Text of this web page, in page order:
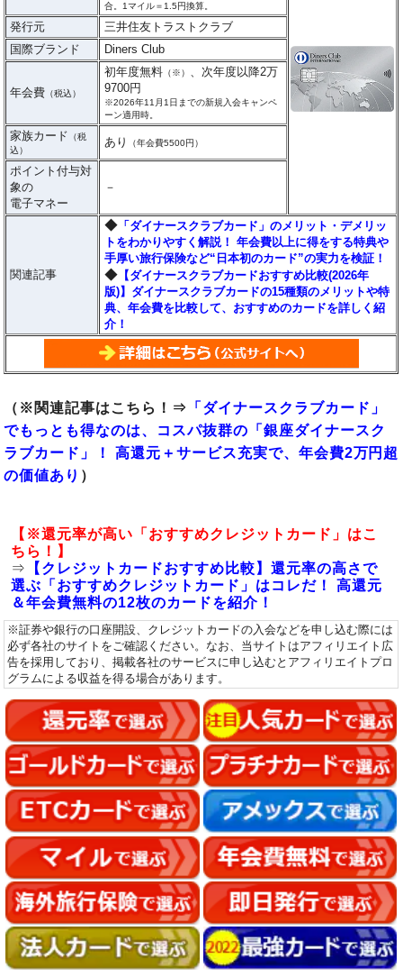
合。1マイル＝1.5円換算。
発行元
三井住友トラストクラブ
国際ブランド
Diners Club
年会費 （税込）
初年度無料 （※） 、次年度以降2万
9700円
※2026年11月1日までの新規入会キャンペ
ーン適用時。
家族カード
（税
込）
あり （年会費5500円）
ポイント付与対
象の
電子マネー
－
関連記事
◆ 「ダイナースクラブカード」のメリット・デメリッ
トをわかりやすく解説！ 年会費以上に得をする特典や
手厚い旅行保険など“日本初のカード”の実力を検証！
◆ 【ダイナースクラブカードおすすめ比較(2026年
版)】ダイナースクラブカードの15種類のメリットや特
典、年会費を比較して、おすすめのカードを詳しく紹
介！
（※関連記事はこちら！⇒ 「ダイナースクラブカード」
でもっとも得なのは、コスパ抜群の「銀座ダイナースク
ラブカード」！ 高還元＋サービス充実で、年会費2万円超
の価値あり ）
【※還元率が高い「おすすめクレジットカード」はこ
ちら！】
⇒
【クレジットカードおすすめ比較】還元率の高さで
選ぶ「おすすめクレジットカード」はコレだ！ 高還元
＆年会費無料の12枚のカードを紹介！
※証券や銀行の口座開設、クレジットカードの入会などを申し込む際には
必ず各社のサイトをご確認ください。なお、当サイトはアフィリエイト広
告を採用しており、掲載各社のサービスに申し込むとアフィリエイトプロ
グラムによる収益を得る場合があります。